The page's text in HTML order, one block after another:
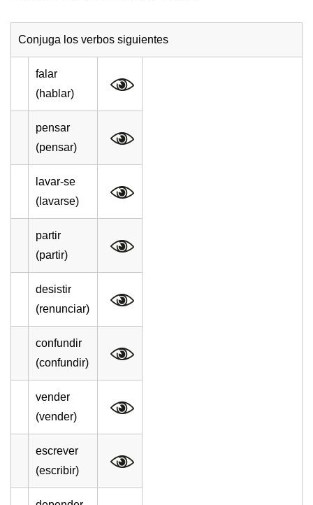
Conjuga los verbos siguientes
falar
(hablar)
pensar
(pensar)
lavar-se
(lavarse)
partir
(partir)
desistir
(renunciar)
confundir
(confundir)
vender
(vender)
escrever
(escribir)